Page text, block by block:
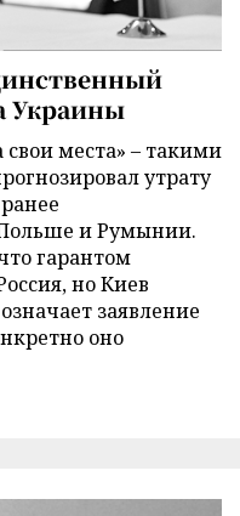
Украины
свои места» – такими
утрату
и Румынии.
гарантом
но Киев
заявление
оно